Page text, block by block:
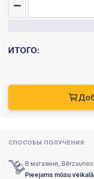
ИТОГО:
СПОСОБЫ ПОЛУЧЕНИЯ:
В магазине, Bērzaunes
Pieejams mūsu